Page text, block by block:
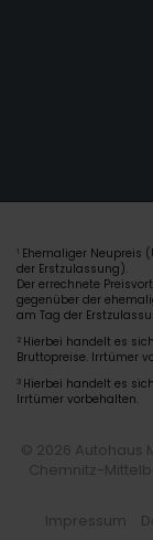
1 Ehemaliger Neupreis
der Erstzulassung).
Der errechnete
gegenüber der
am Tag der
2 Hierbei handelt es
Bruttopreise. Irrtümer
3 Hierbei handelt es
Irrtümer vorbehalten.
© 2026 Autohaus
Chemnitz-
Impressum